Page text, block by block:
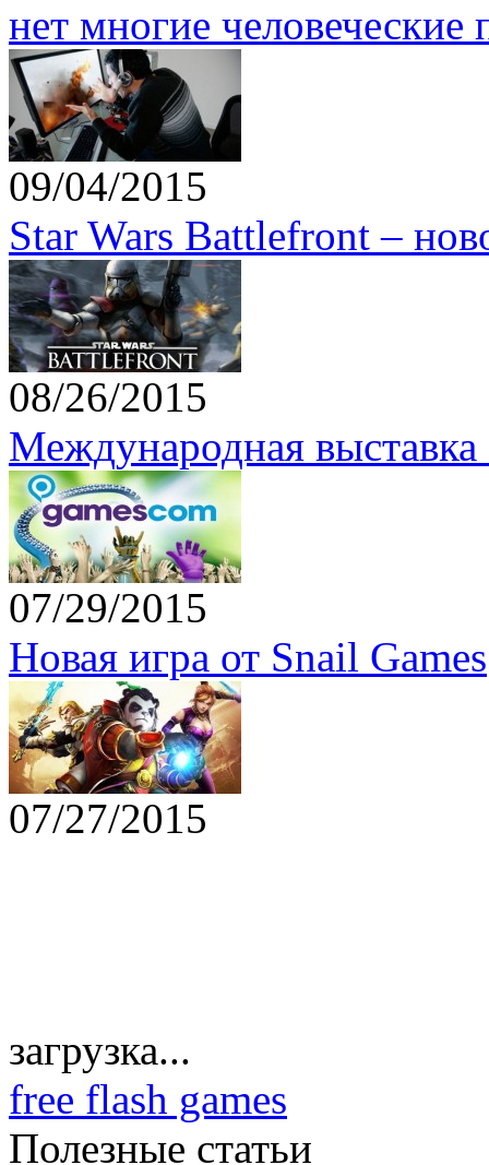
нет многие человеческие
09/04/2015
Star Wars Battlefront –
08/26/2015
Международная
07/29/2015
Новая игра от Snail Games
07/27/2015
загрузка...
free flash games
Полезные статьи